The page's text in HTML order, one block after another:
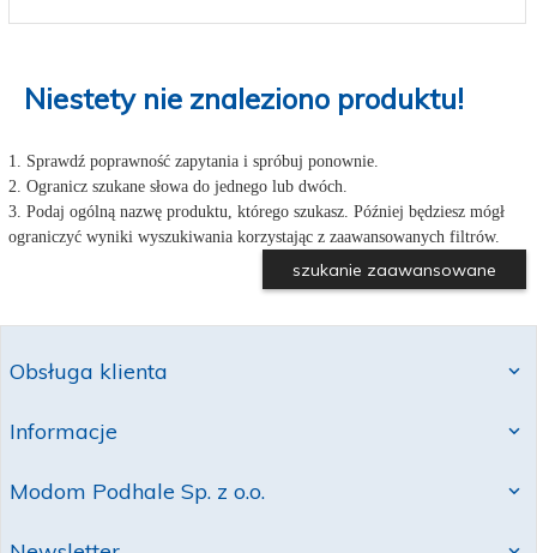
Niestety nie znaleziono produktu!
1. Sprawdź poprawność zapytania i spróbuj ponownie.
2. Ogranicz szukane słowa do jednego lub dwóch.
3. Podaj ogólną nazwę produktu, którego szukasz. Później będziesz mógł
ograniczyć wyniki wyszukiwania korzystając z zaawansowanych filtrów.
szukanie zaawansowane
Obsługa klienta
Informacje
Modom Podhale Sp. z o.o.